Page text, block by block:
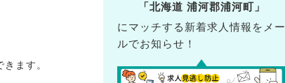
ます。
「北海道 浦河郡浦河町」
にマッチする新着求人情報をメー
ルでお知らせ！